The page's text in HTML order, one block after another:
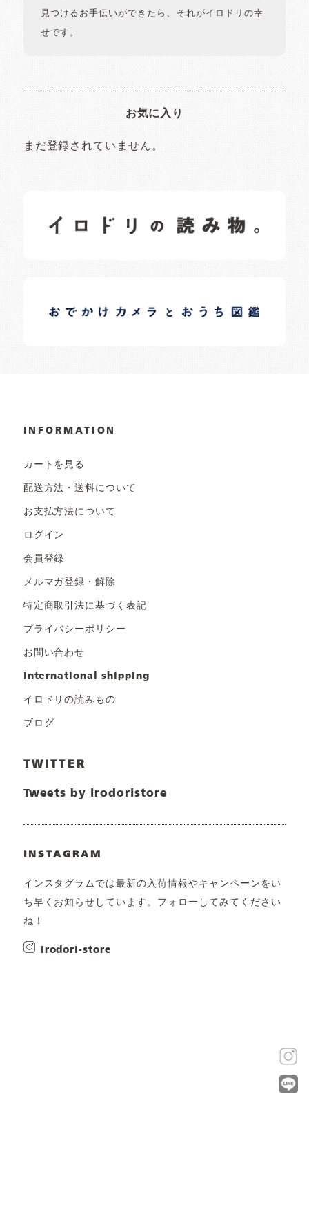
見つけるお手伝いができたら、それがイロドリの幸
せです。
お気に入り
まだ登録されていません。
日常の様子など随時更新中です。
日常の様子など随時更新中です。
INFORMATION
カートを見る
配送方法・送料について
お支払方法について
ログイン
会員登録
メルマガ登録・解除
特定商取引法に基づく表記
プライバシーポリシー
お問い合わせ
international shipping
イロドリの読みもの
ブログ
TWITTER
Tweets by irodoristore
INSTAGRAM
インスタグラムでは最新の入荷情報やキャンペーンをい
ち早くお知らせしています。フォローしてみてください
ね！
irodori-store